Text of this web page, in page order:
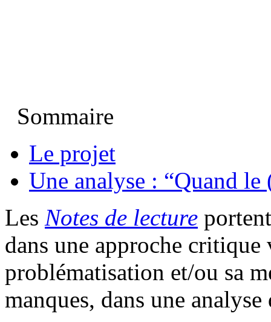
Sommaire
Le projet
Une analyse : “Quand
Les Notes de lecture
dans une approche
problématisation et/ou sa
manques, dans une analyse